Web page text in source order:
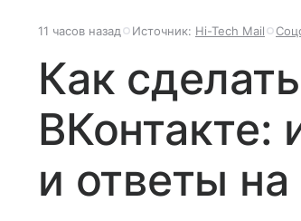
11 часов назад Источник: Hi-Tech Mail
Как
ВКонтакте:
и ответы